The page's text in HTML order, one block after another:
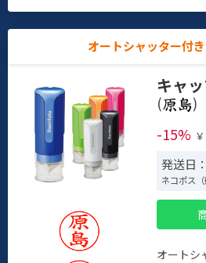
オートシャッター付
キャ
(
)
-15% ￥
発送日
ネコポス（
オートシ